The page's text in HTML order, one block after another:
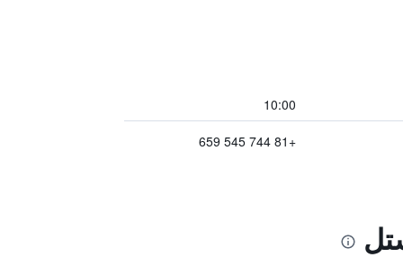
10:00
+81 744 545 659